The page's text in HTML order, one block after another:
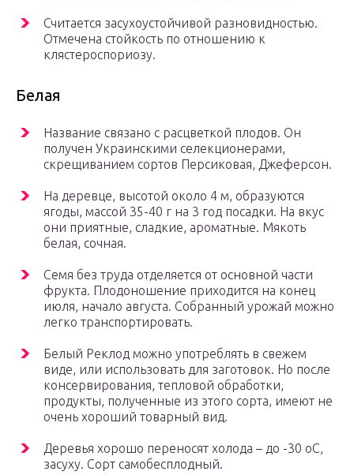
Считается засухоустойчивой разновидностью.
Отмечена стойкость по отношению к
клястероспориозу.
Белая
Название связано с расцветкой плодов. Он
получен Украинскими селекционерами,
скрещиванием сортов Персиковая, Джеферсон.
На деревце, высотой около 4 м, образуются
ягоды, массой 35-40 г на 3 год посадки. На вкус
они приятные, сладкие, ароматные. Мякоть
белая, сочная.
Семя без труда отделяется от основной части
фрукта. Плодоношение приходится на конец
июля, начало августа. Собранный урожай можно
легко транспортировать.
Белый Реклод можно употреблять в свежем
виде, или использовать для заготовок. Но после
консервирования, тепловой обработки,
продукты, полученные из этого сорта, имеют не
очень хороший товарный вид.
Деревья хорошо переносят холода – до -30 оC,
засуху. Сорт самобесплодный.